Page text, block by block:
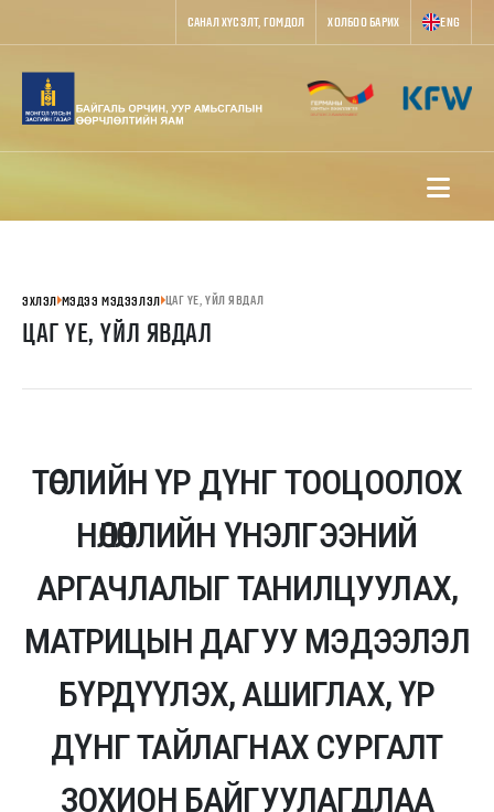
САНАЛ ХҮСЭЛТ, ГОМДОЛ ХОЛБОО БАРИХ ENG
ЭХЛЭЛ МЭДЭЭ МЭДЭЭЛЭЛ ЦАГ ҮЕ, ҮЙЛ ЯВДАЛ
ЦАГ ҮЕ, ҮЙЛ ЯВДАЛ
ТӨСЛИЙН ҮР ДҮНГ ТООЦООЛОХ
НӨЛӨӨЛЛИЙН ҮНЭЛГЭЭНИЙ
АРГАЧЛАЛЫГ ТАНИЛЦУУЛАХ,
МАТРИЦЫН ДАГУУ МЭДЭЭЛЭЛ
БҮРДҮҮЛЭХ, АШИГЛАХ, ҮР
ДҮНГ ТАЙЛАГНАХ СУРГАЛТ
ЗОХИОН БАЙГУУЛАГДЛАА